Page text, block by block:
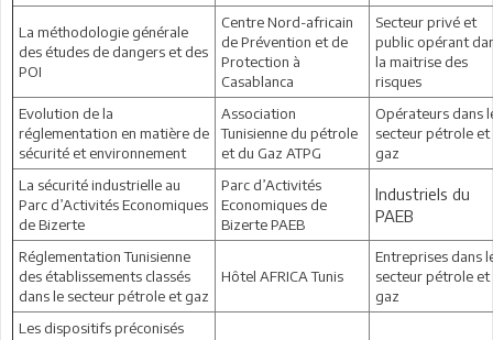
La méthodologie générale
des études de dangers et des
POI
Centre Nord-africain
de Prévention et de
Protection à
Casablanca
Secteur privé et
public opérant
la maitrise des
risques
Evolution de la
réglementation en matière de
sécurité et environnement
Association
Tunisienne du pétrole
et du Gaz ATPG
Opérateurs dans
secteur pétrole et
gaz
La sécurité industrielle au
Parc d’Activités Economiques
de Bizerte
Parc d’Activités
Economiques de
Bizerte PAEB
Industriels du
PAEB
Réglementation Tunisienne
des établissements classés
dans le secteur pétrole et gaz
Hôtel AFRICA Tunis
Entreprises dans
secteur pétrole et
gaz
Les dispositifs préconisés